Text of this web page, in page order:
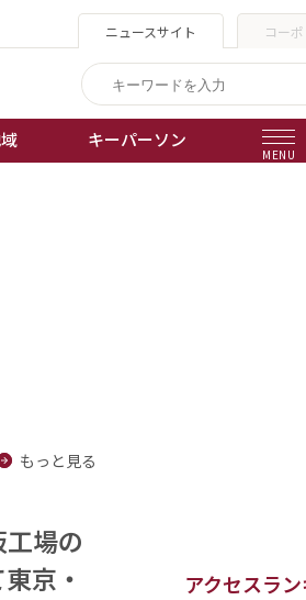
ニュースサイト コー
キーパーソン
MENU
もっと見る
場の
京・
アクセスラ